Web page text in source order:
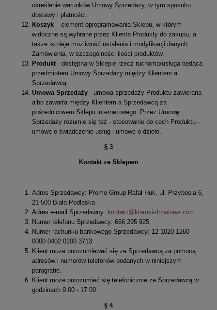
określenie warunków Umowy Sprzedaży, w tym sposobu
dostawy i płatności.
Koszyk – element oprogramowania Sklepu, w którym
widoczne są wybrane przez Klienta Produkty do zakupu, a
także istnieje możliwość ustalenia i modyfikacji danych
Zamówienia, w szczególności ilości produktów.
Produkt - dostępna w Sklepie rzecz ruchoma/usługa będąca
przedmiotem Umowy Sprzedaży między Klientem a
Sprzedawcą.
Umowa Sprzedaży - umowa sprzedaży Produktu zawierana
albo zawarta między Klientem a Sprzedawcą za
pośrednictwem Sklepu internetowego. Przez Umowę
Sprzedaży rozumie się też - stosowanie do cech Produktu -
umowę o świadczenie usług i umowę o dzieło.
§ 3
Kontakt ze Sklepem
Adres Sprzedawcy: Promo Group Rafał Huk, ul. Przybosia 6,
21-500 Biała Podlaska
Adres e-mail Sprzedawcy: kontakt@klamki-drzwiowe.com
Numer telefonu Sprzedawcy: 666 295 925
Numer rachunku bankowego Sprzedawcy: 12 1020 1260
0000 0402 0200 3713
Klient może porozumiewać się ze Sprzedawcą za pomocą
adresów i numerów telefonów podanych w niniejszym
paragrafie.
Klient może porozumieć się telefonicznie ze Sprzedawcą w
godzinach 9.00 - 17.00
§ 4